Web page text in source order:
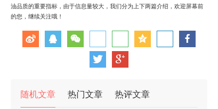
油品质的重要指标，由于信息量较大，我们分为上下两篇介绍，欢迎屏幕前
的您，继续关注哦！
随机文章 热门文章 热评文章